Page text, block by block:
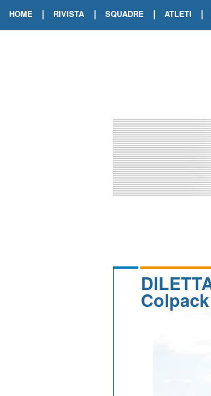
HOME | RIVISTA | SQUADRE | ATLETI |
Colpack